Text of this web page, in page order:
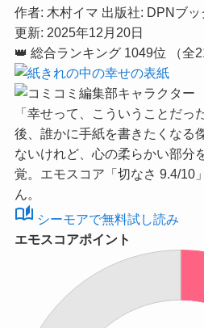
作者: 木村イマ 出版社: DPNブッ
更新: 2025年12月20日
👑 総合ランキング 1049位 （全
「幸せって、こういうことだっ
後、誰かに手紙を書きたくなる
ないけれど、心の柔らかい部分
覚。 エモスコア「切なさ 9.4/10」
ん。
auto_stories シーモアで無料試し読み
エモスコアポイント